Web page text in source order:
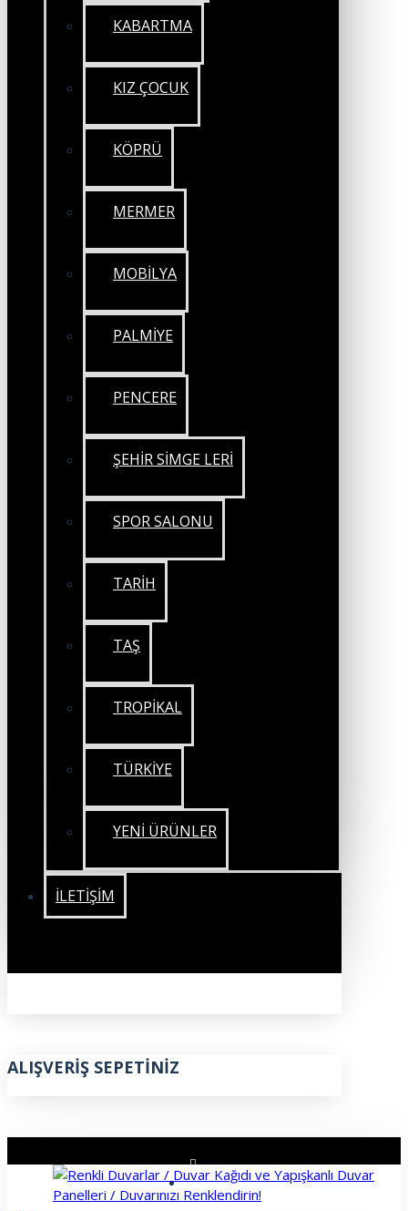
KABARTMA
KIZ ÇOCUK
KÖPRÜ
MERMER
MOBİLYA
PALMİYE
PENCERE
ŞEHİR SİMGE LERİ
SPOR SALONU
TARİH
TAŞ
TROPİKAL
TÜRKİYE
YENİ ÜRÜNLER
İLETIŞIM
ALIŞVERIŞ SEPETINIZ
ÜYE GIRIŞI